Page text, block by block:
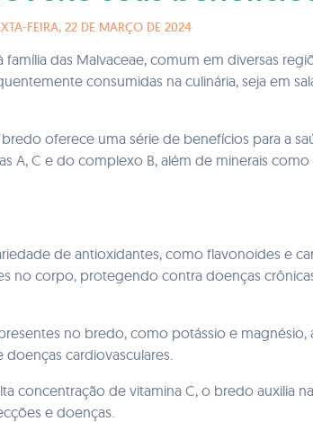
FEIRA, 22 DE MARÇO DE 2024
das Malvaceae, comum em diversas
consumidas na culinária, seja em
oferece uma série de benefícios para a
A, C e do complexo B, além de minerais
de antioxidantes, como flavonoides e
no corpo, protegendo contra doenças
no bredo, como potássio e magnésio,
cardiovasculares.
concentração de vitamina C, o bredo auxilia
e doenças.